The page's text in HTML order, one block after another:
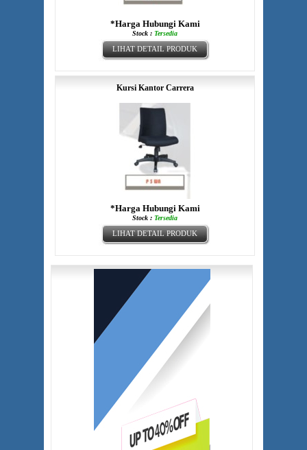
*Harga Hubungi Kami
Stock : Tersedia
LIHAT DETAIL PRODUK
Kursi Kantor Carrera
*Harga Hubungi Kami
Stock : Tersedia
LIHAT DETAIL PRODUK